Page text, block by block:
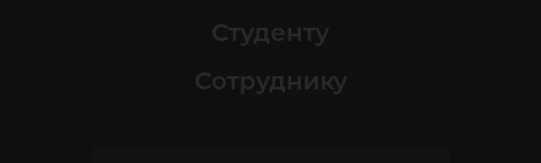
Студенту
Сотруднику